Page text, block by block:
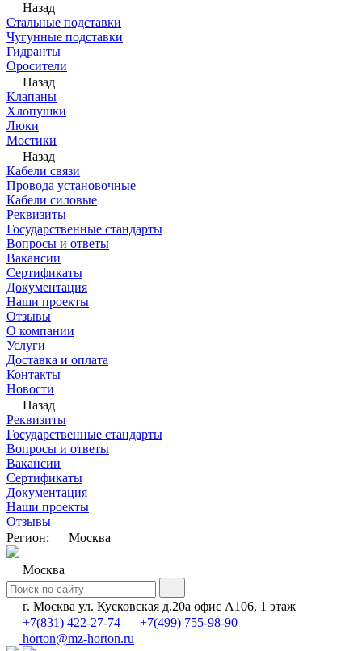
Назад
Стальные подставки
Чугунные подставки
Гидранты
Оросители
Назад
Клапаны
Хлопушки
Люки
Мостики
Назад
Кабели связи
Провода установочные
Кабели силовые
Реквизиты
Государственные стандарты
Вопросы и ответы
Вакансии
Сертификаты
Документация
Наши проекты
Отзывы
О компании
Услуги
Доставка и оплата
Контакты
Новости
Назад
Реквизиты
Государственные стандарты
Вопросы и ответы
Вакансии
Сертификаты
Документация
Наши проекты
Отзывы
Регион:
Москва
Москва
г. Москва ул. Кусковская д.20а офис А106, 1 этаж
+7(831) 422-27-74
+7(499) 755-98-90
horton@mz-horton.ru